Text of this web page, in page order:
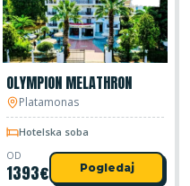
OLYMPION MELATHRON
Platamonas
Hotelska soba
OD
1393€ Pogledaj